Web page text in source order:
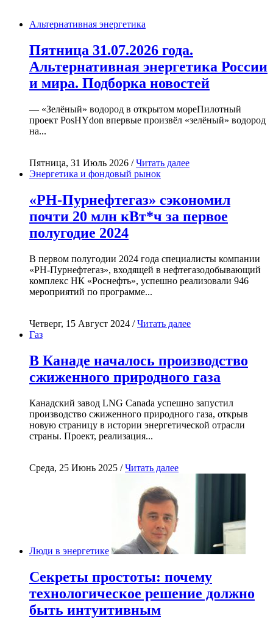
Альтернативная энергетика
Пятница 31.07.2026 года.
Альтернативная энергетика России
и мира. Подборка новостей
— «Зелёный» водород в открытом мореПилотный
проект PosHYdon впервые произвёл «зелёный» водород
на...
Пятница, 31 Июль 2026 /Читать далее
Энергетика и фондовый рынок
«РН-Пурнефтегаз» сэкономил
почти 20 млн кВт*ч за первое
полугодие 2024
В первом полугодии 2024 года специалисты компании
«РН-Пурнефтегаз», входящей в нефтегазодобывающий
комплекс НК «Роснефть», успешно реализовали 946
мероприятий по программе...
Четверг, 15 Август 2024 /Читать далее
Газ
В Канаде началось производство
сжиженного природного газа
Канадский завод LNG Canada успешно запустил
производство сжиженного природного газа, открыв
новую страницу в истории энергетической отрасли
страны. Проект, реализация...
Среда, 25 Июнь 2025 /Читать далее
Люди в энергетике
Секреты простоты: почему
технологическое решение должно
быть интуитивным